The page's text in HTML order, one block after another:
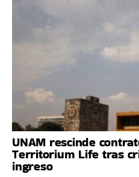
UNAM rescinde
Territorium Life tras
ingreso